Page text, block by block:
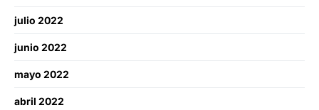
julio 2022
junio 2022
mayo 2022
abril 2022